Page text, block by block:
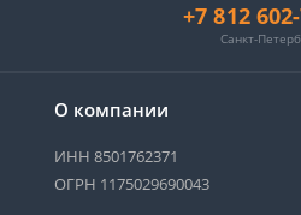
О компании
ИНН 8501762371
ОГРН 1175029690043
+7 812
Санкт-